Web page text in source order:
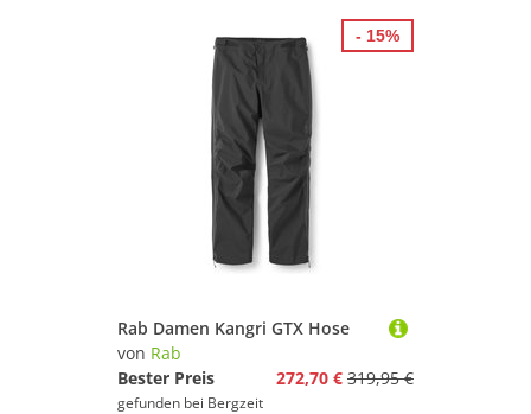
Rab Damen Kangri GTX Hose
von Rab
Bester Preis
272,70 € 319,95 €
gefunden bei Bergzeit
- 15%